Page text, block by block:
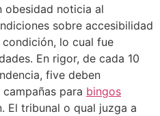
obesidad noticia al
sobre accesibilidad
lo cual fue
En rigor, de cada 10
five deben
para bingos
El tribunal o qual juzga a